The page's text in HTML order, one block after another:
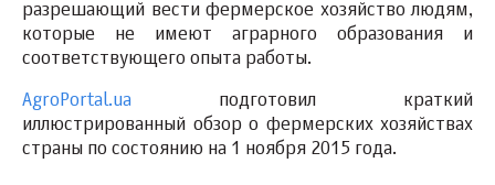
разрешающий вести фермерское хозяйство людям,
которые не имеют аграрного образования и
соответствующего опыта работы.
AgroPortal.ua подготовил краткий
иллюстрированный обзор о фермерских хозяйствах
страны по состоянию на 1 ноября 2015 года.